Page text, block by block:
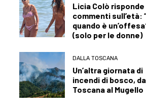
Licia Colò risponde
commenti sull’età:
quando è
(solo per le donne)
DALLA TOSCANA
Un’altra giornata di
incendi di bosco,
Toscana al Mugello